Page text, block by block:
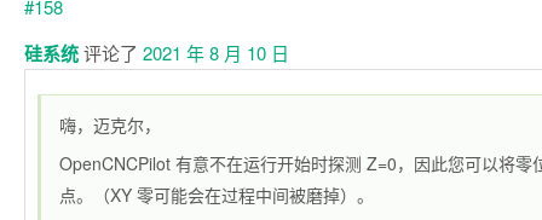
硅系统评论了 2021 年 8 月 10 日
嗨，迈克尔，
OpenCNCPilot 有意不在运行开始时探测 Z=0，因此您可以将零
点。（XY 零可能会在过程中间被磨掉）。